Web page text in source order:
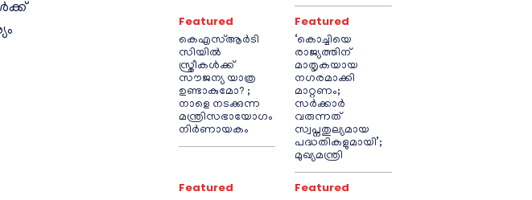
Featured
കെഎസ്ആർടി
സിയിൽ
സ്ത്രീകൾക്ക്
സൗജന്യ യാത്ര
ഉണ്ടാകുമോ? ;
നാളെ നടക്കുന്ന
മന്ത്രിസഭായോഗം
നിർണായകം
Featured
‘കൊച്ചിയെ
രാജ്യത്തിന്
മാതൃകയായ
നഗരമാക്കി
മാറ്റണം;
സർക്കാർ
വരുന്നത്
സ്വപ്നതുല്യമായ
പദ്ധതികളുമായി’;
മുഖ്യമന്ത്രി
Featured Featured